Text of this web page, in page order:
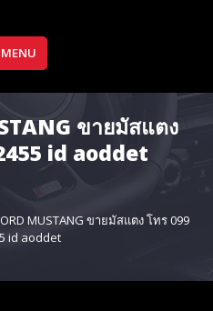
MENU
ขายมัสแตง
id aoddet
MUSTANG ขายมัสแตง โทร 099
id aoddet